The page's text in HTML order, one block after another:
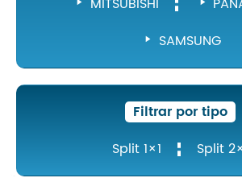
MITSUBISHI
SAMSUNG
Filtrar por tipo
Split 1×1
Split